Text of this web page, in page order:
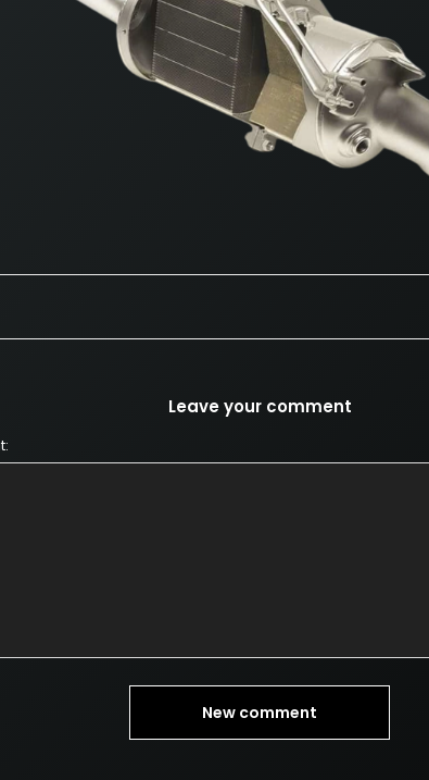
Leave your comment
New comment